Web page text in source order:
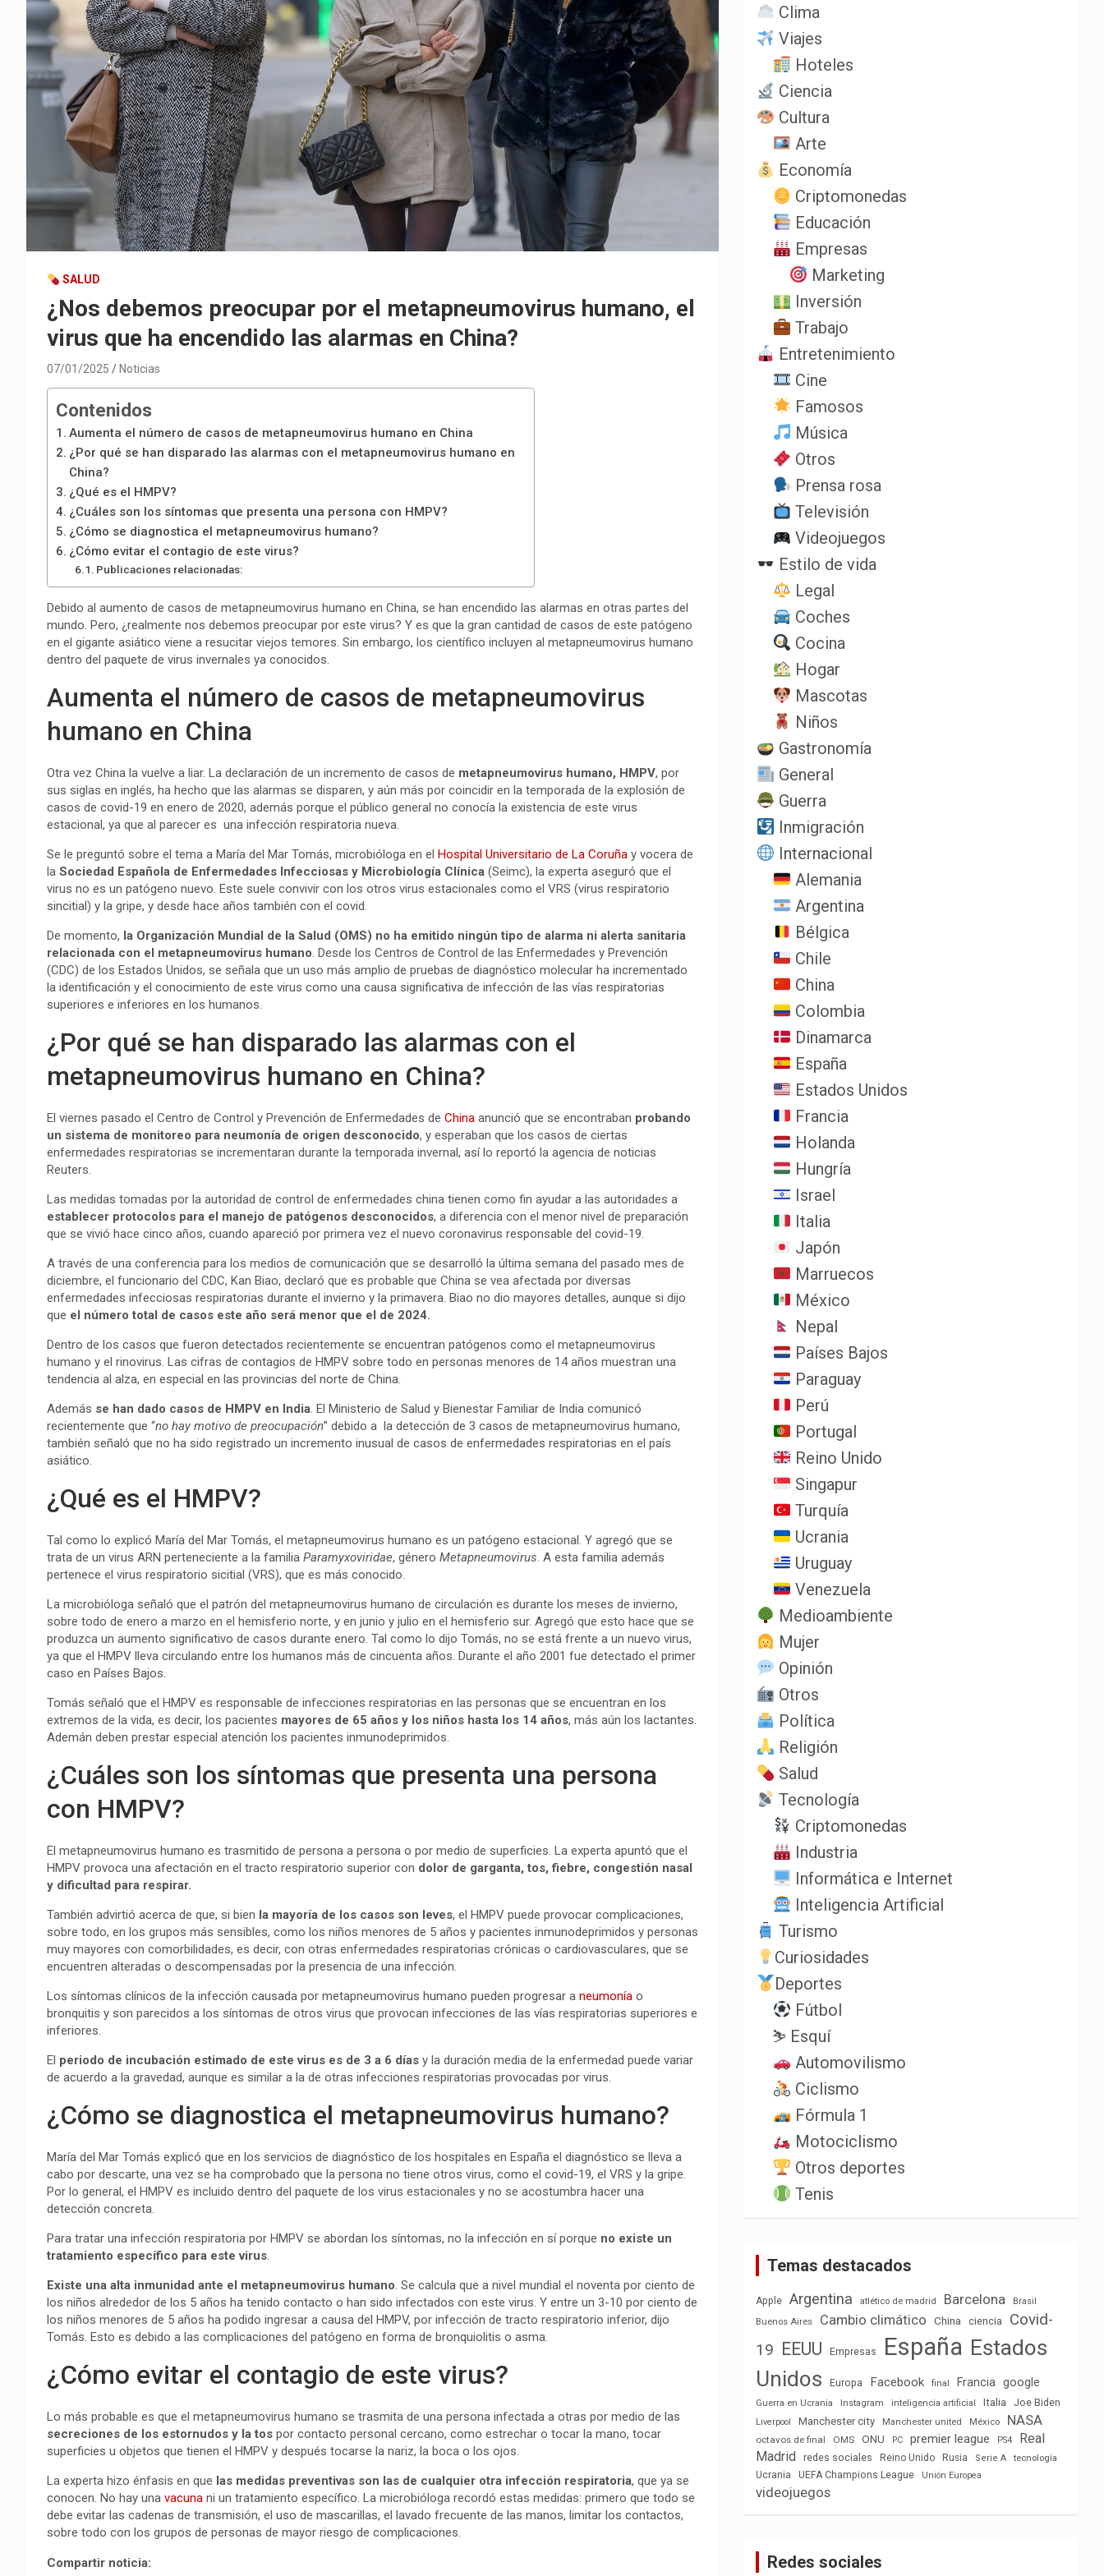
SALUD
¿Nos debemos preocupar por el metapneumovirus humano, el
virus que ha encendido las alarmas en China?
07/01/2025 Noticias
Contenidos
Aumenta el número de casos de metapneumovirus humano en China
¿Por qué se han disparado las alarmas con el metapneumovirus humano en
China?
¿Qué es el HMPV?
¿Cuáles son los síntomas que presenta una persona con HMPV?
¿Cómo se diagnostica el metapneumovirus humano?
¿Cómo evitar el contagio de este virus?
Publicaciones relacionadas:
Debido al aumento de casos de metapneumovirus humano en China, se han encendido las alarmas en otras partes del
mundo. Pero, ¿realmente nos debemos preocupar por este virus? Y es que la gran cantidad de casos de este patógeno
en el gigante asiático viene a resucitar viejos temores. Sin embargo, los científico incluyen al metapneumovirus humano
dentro del paquete de virus invernales ya conocidos.
Aumenta el número de casos de metapneumovirus
humano en China
Otra vez China la vuelve a liar. La declaración de un incremento de casos de metapneumovirus humano, HMPV, por
sus siglas en inglés, ha hecho que las alarmas se disparen, y aún más por coincidir en la temporada de la explosión de
casos de covid-19 en enero de 2020, además porque el público general no conocía la existencia de este virus
estacional, ya que al parecer es una infección respiratoria nueva.
Se le preguntó sobre el tema a María del Mar Tomás, microbióloga en el Hospital Universitario de La Coruña y vocera de
la Sociedad Española de Enfermedades Infecciosas y Microbiología Clínica (Seimc), la experta aseguró que el
virus no es un patógeno nuevo. Este suele convivir con los otros virus estacionales como el VRS (virus respiratorio
sincitial) y la gripe, y desde hace años también con el covid.
De momento, la Organización Mundial de la Salud (OMS) no ha emitido ningún tipo de alarma ni alerta sanitaria
relacionada con el metapneumovirus humano. Desde los Centros de Control de las Enfermedades y Prevención
(CDC) de los Estados Unidos, se señala que un uso más amplio de pruebas de diagnóstico molecular ha incrementado
la identificación y el conocimiento de este virus como una causa significativa de infección de las vías respiratorias
superiores e inferiores en los humanos.
¿Por qué se han disparado las alarmas con el
metapneumovirus humano en China?
El viernes pasado el Centro de Control y Prevención de Enfermedades de China anunció que se encontraban probando
un sistema de monitoreo para neumonía de origen desconocido, y esperaban que los casos de ciertas
enfermedades respiratorias se incrementaran durante la temporada invernal, así lo reportó la agencia de noticias
Reuters.
Las medidas tomadas por la autoridad de control de enfermedades china tienen como fin ayudar a las autoridades a
establecer protocolos para el manejo de patógenos desconocidos, a diferencia con el menor nivel de preparación
que se vivió hace cinco años, cuando apareció por primera vez el nuevo coronavirus responsable del covid-19.
A través de una conferencia para los medios de comunicación que se desarrolló la última semana del pasado mes de
diciembre, el funcionario del CDC, Kan Biao, declaró que es probable que China se vea afectada por diversas
enfermedades infecciosas respiratorias durante el invierno y la primavera. Biao no dio mayores detalles, aunque si dijo
que el número total de casos este año será menor que el de 2024.
Dentro de los casos que fueron detectados recientemente se encuentran patógenos como el metapneumovirus
humano y el rinovirus. Las cifras de contagios de HMPV sobre todo en personas menores de 14 años muestran una
tendencia al alza, en especial en las provincias del norte de China.
Además se han dado casos de HMPV en India. El Ministerio de Salud y Bienestar Familiar de India comunicó
recientemente que “no hay motivo de preocupación” debido a la detección de 3 casos de metapneumovirus humano,
también señaló que no ha sido registrado un incremento inusual de casos de enfermedades respiratorias en el país
asiático.
¿Qué es el HMPV?
Tal como lo explicó María del Mar Tomás, el metapneumovirus humano es un patógeno estacional. Y agregó que se
trata de un virus ARN perteneciente a la familia Paramyxoviridae, género Metapneumovirus. A esta familia además
pertenece el virus respiratorio sicitial (VRS), que es más conocido.
La microbióloga señaló que el patrón del metapneumovirus humano de circulación es durante los meses de invierno,
sobre todo de enero a marzo en el hemisferio norte, y en junio y julio en el hemisferio sur. Agregó que esto hace que se
produzca un aumento significativo de casos durante enero. Tal como lo dijo Tomás, no se está frente a un nuevo virus,
ya que el HMPV lleva circulando entre los humanos más de cincuenta años. Durante el año 2001 fue detectado el primer
caso en Países Bajos.
Tomás señaló que el HMPV es responsable de infecciones respiratorias en las personas que se encuentran en los
extremos de la vida, es decir, los pacientes mayores de 65 años y los niños hasta los 14 años, más aún los lactantes.
Ademán deben prestar especial atención los pacientes inmunodeprimidos.
¿Cuáles son los síntomas que presenta una persona
con HMPV?
El metapneumovirus humano es trasmitido de persona a persona o por medio de superficies. La experta apuntó que el
HMPV provoca una afectación en el tracto respiratorio superior con dolor de garganta, tos, fiebre, congestión nasal
y dificultad para respirar.
También advirtió acerca de que, si bien la mayoría de los casos son leves, el HMPV puede provocar complicaciones,
sobre todo, en los grupos más sensibles, como los niños menores de 5 años y pacientes inmunodeprimidos y personas
muy mayores con comorbilidades, es decir, con otras enfermedades respiratorias crónicas o cardiovasculares, que se
encuentren alteradas o descompensadas por la presencia de una infección.
Los síntomas clínicos de la infección causada por metapneumovirus humano pueden progresar a neumonía o
bronquitis y son parecidos a los síntomas de otros virus que provocan infecciones de las vías respiratorias superiores e
inferiores.
El periodo de incubación estimado de este virus es de 3 a 6 días y la duración media de la enfermedad puede variar
de acuerdo a la gravedad, aunque es similar a la de otras infecciones respiratorias provocadas por virus.
¿Cómo se diagnostica el metapneumovirus humano?
María del Mar Tomás explicó que en los servicios de diagnóstico de los hospitales en España el diagnóstico se lleva a
cabo por descarte, una vez se ha comprobado que la persona no tiene otros virus, como el covid-19, el VRS y la gripe.
Por lo general, el HMPV es incluido dentro del paquete de los virus estacionales y no se acostumbra hacer una
detección concreta.
Para tratar una infección respiratoria por HMPV se abordan los síntomas, no la infección en sí porque no existe un
tratamiento específico para este virus.
Existe una alta inmunidad ante el metapneumovirus humano. Se calcula que a nivel mundial el noventa por ciento de
los niños alrededor de los 5 años ha tenido contacto o han sido infectados con este virus. Y entre un 3-10 por ciento de
los niños menores de 5 años ha podido ingresar a causa del HMPV, por infección de tracto respiratorio inferior, dijo
Tomás. Esto es debido a las complicaciones del patógeno en forma de bronquiolitis o asma.
¿Cómo evitar el contagio de este virus?
Lo más probable es que el metapneumovirus humano se trasmita de una persona infectada a otras por medio de las
secreciones de los estornudos y la tos por contacto personal cercano, como estrechar o tocar la mano, tocar
superficies u objetos que tienen el HMPV y después tocarse la nariz, la boca o los ojos.
La experta hizo énfasis en que las medidas preventivas son las de cualquier otra infección respiratoria, que ya se
conocen. No hay una vacuna ni un tratamiento específico. La microbióloga recordó estas medidas: primero que todo se
debe evitar las cadenas de transmisión, el uso de mascarillas, el lavado frecuente de las manos, limitar los contactos,
sobre todo con los grupos de personas de mayor riesgo de complicaciones.
Compartir noticia:
Clima
Viajes
Hoteles
Ciencia
Cultura
Arte
Economía
Criptomonedas
Educación
Empresas
Marketing
Inversión
Trabajo
Entretenimiento
Cine
Famosos
Música
Otros
Prensa rosa
Televisión
Videojuegos
Estilo de vida
Legal
Coches
Cocina
Hogar
Mascotas
Niños
Gastronomía
General
Guerra
Inmigración
Internacional
Alemania
Argentina
Bélgica
Chile
China
Colombia
Dinamarca
España
Estados Unidos
Francia
Holanda
Hungría
Israel
Italia
Japón
Marruecos
México
Nepal
Países Bajos
Paraguay
Perú
Portugal
Reino Unido
Singapur
Turquía
Ucrania
Uruguay
Venezuela
Medioambiente
Mujer
Opinión
Otros
Política
Religión
Salud
Tecnología
Criptomonedas
Industria
Informática e Internet
Inteligencia Artificial
Turismo
Curiosidades
Deportes
Fútbol
⛷️ Esquí
Automovilismo
Ciclismo
Fórmula 1
Motociclismo
Otros deportes
Tenis
Temas destacados
Apple Argentina atlético de madrid Barcelona
Brasil
Buenos Aires
Cambio climático China ciencia
Covid-
19
EEUU Empresas España Estados
Unidos
Europa Facebook final Francia google
Guerra en Ucrania Instagram inteligencia artificial Italia Joe Biden
Liverpool Manchester city Manchester united México NASA
octavos de final OMS ONU PC premier league PS4
Real
Madrid
redes sociales Reino Unido Rusia Serie A
tecnología
Ucrania
UEFA Champions League Unión Europea
videojuegos
Redes sociales